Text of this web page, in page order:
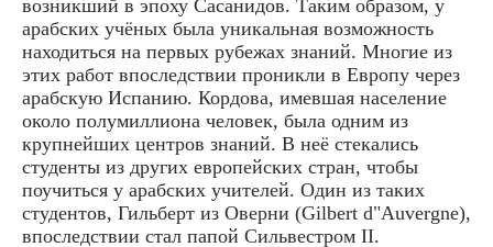
возникший в эпоху Сасанидов. Таким образом, у
арабских учёных была уникальная возможность
находиться на первых рубежах знаний. Многие из
этих работ впоследствии проникли в Европу через
арабскую Испанию. Кордова, имевшая население
около полумиллиона человек, была одним из
крупнейших центров знаний. В неё стекались
студенты из других европейских стран, чтобы
поучиться у арабских учителей. Один из таких
студентов, Гильберт из Оверни (Gilbert d"Auvergne),
впоследствии стал папой Сильвестром II.